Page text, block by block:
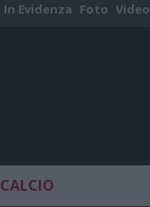
In Evidenza Foto Video
CALCIO